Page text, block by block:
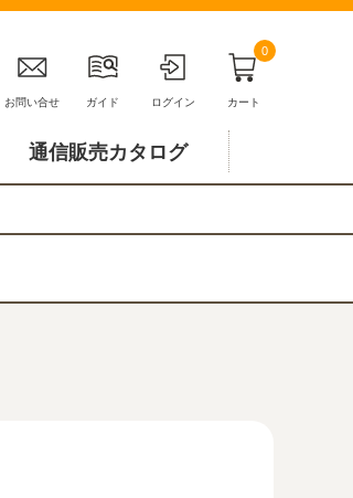
お問い合せ ガイド ログイン
0
カート
通信販売カタログ